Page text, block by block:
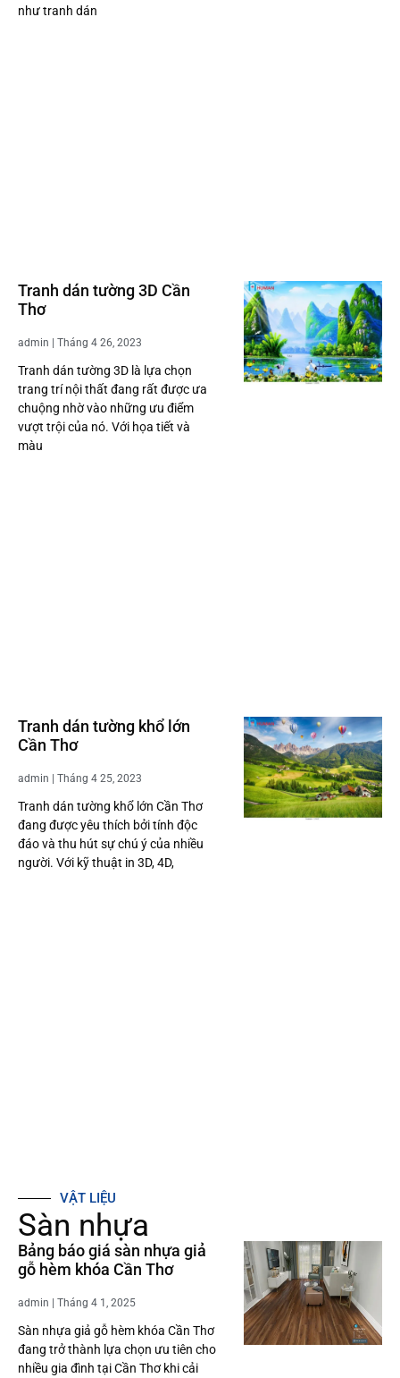
như tranh dán
Tranh dán tường 3D Cần
Thơ
admin Tháng 4 26, 2023
Tranh dán tường 3D là lựa chọn
trang trí nội thất đang rất được ưa
chuộng nhờ vào những ưu điểm
vượt trội của nó. Với họa tiết và
màu
Tranh dán tường khổ lớn
Cần Thơ
admin Tháng 4 25, 2023
Tranh dán tường khổ lớn Cần Thơ
đang được yêu thích bởi tính độc
đáo và thu hút sự chú ý của nhiều
người. Với kỹ thuật in 3D, 4D,
VẬT LIỆU
Sàn nhựa
Bảng báo giá sàn nhựa giả
gỗ hèm khóa Cần Thơ
admin Tháng 4 1, 2025
Sàn nhựa giả gỗ hèm khóa Cần Thơ
đang trở thành lựa chọn ưu tiên cho
nhiều gia đình tại Cần Thơ khi cải